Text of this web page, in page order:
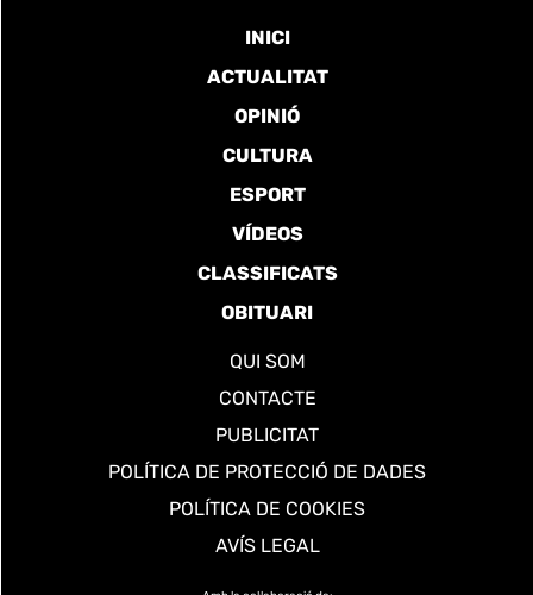
INICI
ACTUALITAT
OPINIÓ
CULTURA
ESPORT
VÍDEOS
CLASSIFICATS
OBITUARI
QUI SOM
CONTACTE
PUBLICITAT
POLÍTICA DE PROTECCIÓ DE DADES
POLÍTICA DE COOKIES
AVÍS LEGAL